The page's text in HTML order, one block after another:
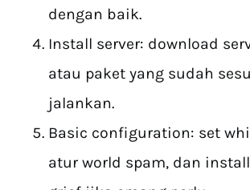
dengan baik.
Install server: download
atau paket yang sudah
jalankan.
Basic configuration: set
atur world spam, dan